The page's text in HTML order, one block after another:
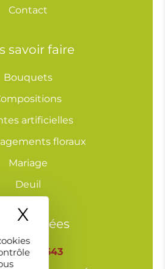
X Masquer le
Contact
savoir faire
Bouquets
artificielles
floraux
Mariage
Deuil
29 643 643